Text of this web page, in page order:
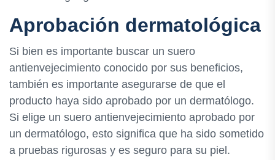
Aprobación dermatológica
Si bien es importante buscar un suero
antienvejecimiento conocido por sus beneficios,
también es importante asegurarse de que el
producto haya sido aprobado por un dermatólogo.
Si elige un suero antienvejecimiento aprobado por
un dermatólogo, esto significa que ha sido sometido
a pruebas rigurosas y es seguro para su piel.